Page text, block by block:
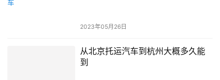
2023年05月26日
从北京托运汽车到杭州大概多久能
到